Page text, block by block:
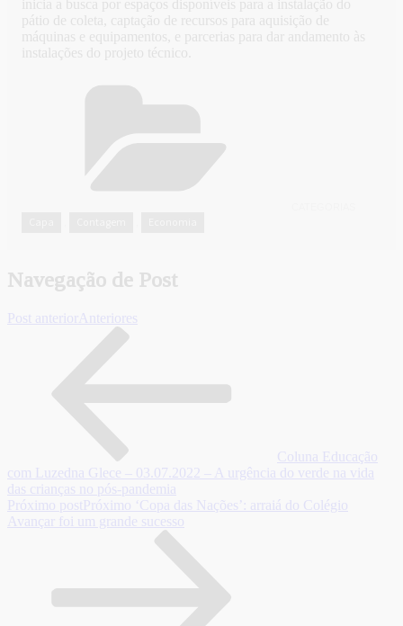
inicia a busca por espaços disponíveis para a instalação do
pátio de coleta, captação de recursos para aquisição de
máquinas e equipamentos, e parcerias para dar andamento às
instalações do projeto técnico.
Navegação de Post
Post anterior Anteriores
Coluna Educação
com Luzedna Glece – 03.07.2022 – A urgência do verde na vida
das crianças no pós-pandemia
Próximo post Próximo
‘Copa das Nações’: arraiá do Colégio
Avançar foi um grande sucesso